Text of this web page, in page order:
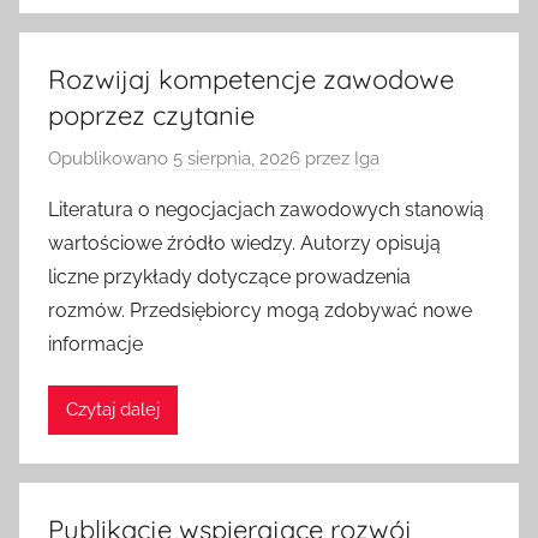
Rozwijaj kompetencje zawodowe
poprzez czytanie
Opublikowano 5 sierpnia, 2026 przez Iga
Literatura o negocjacjach zawodowych stanowią
wartościowe źródło wiedzy. Autorzy opisują
liczne przykłady dotyczące prowadzenia
rozmów. Przedsiębiorcy mogą zdobywać nowe
informacje
Czytaj dalej
Publikacje wspierające rozwój